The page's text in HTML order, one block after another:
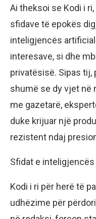
Ai theksoi se Kodi i
sfidave të epokës
inteligjencës
interesave, si dhe
privatësisë. Sipas tij,
shumë se dy vjet
me gazetarë,
duke krijuar një
rezistent ndaj
Sfidat e
Kodi i ri për herë të
udhëzime për